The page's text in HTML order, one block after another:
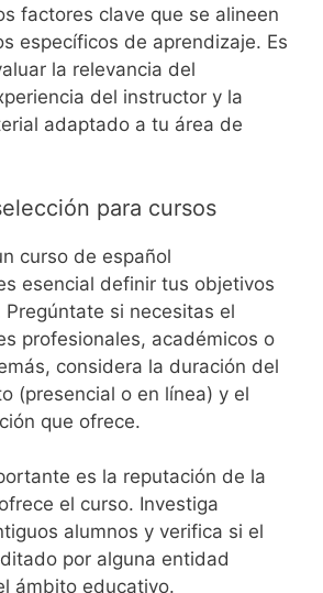
factores clave que se alineen
específicos de aprendizaje. Es
la relevancia del
del instructor y la
adaptado a tu área de
para cursos
curso de español
esencial definir tus objetivos
si necesitas el
profesionales, académicos o
considera la duración del
(presencial o en línea) y el
que ofrece.
es la reputación de la
el curso. Investiga
alumnos y verifica si el
por alguna entidad
ámbito educativo.